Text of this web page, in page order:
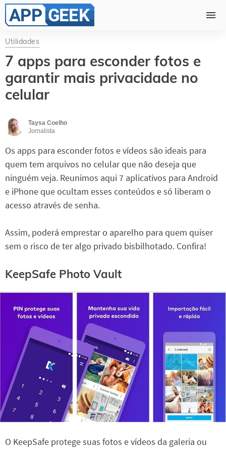
Utilidades
7 apps para esconder fotos e
garantir mais privacidade no
celular
Taysa Coelho
Jornalista
Os apps para esconder fotos e vídeos são ideais para
quem tem arquivos no celular que não deseja que
ninguém veja. Reunimos aqui 7 aplicativos para Android
e iPhone que ocultam esses conteúdos e só liberam o
acesso através de senha.
Assim, poderá emprestar o aparelho para quem quiser
sem o risco de ter algo privado bisbilhotado. Confira!
KeepSafe Photo Vault
O KeepSafe protege suas fotos e vídeos da galeria ou